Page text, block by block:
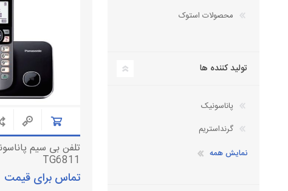
دستگاه سانترال
آنتن دکت، کنسول تلفن
TG6811
تماس برای قیمت
محصولات استوک
تولید کننده ها
پاناسونیک
گرنداستریم
نمایش همه